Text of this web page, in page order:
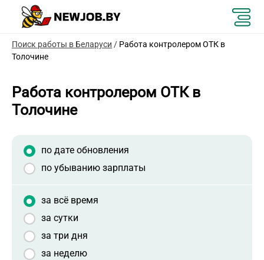
Поиск работы в Беларуси / Работа контролером ОТК в
Толочине
Работа контролером ОТК в
Толочине
по дате обновления
по убыванию зарплаты
за всё время
за сутки
за три дня
за неделю